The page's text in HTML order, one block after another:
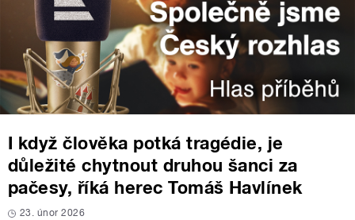
I když člověka potká tragédie, je
důležité chytnout druhou šanci za
pačesy, říká herec Tomáš Havlínek
23. únor 2026